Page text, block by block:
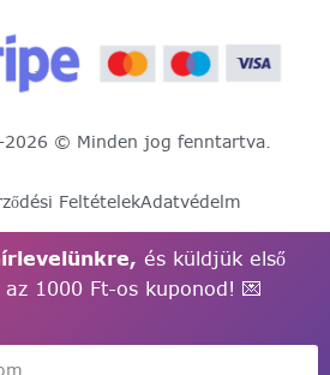
2026 © Minden jog fenntartva.
FeltételekAdatvédelm
és küldjük első
1000 Ft-os kuponod! 💌